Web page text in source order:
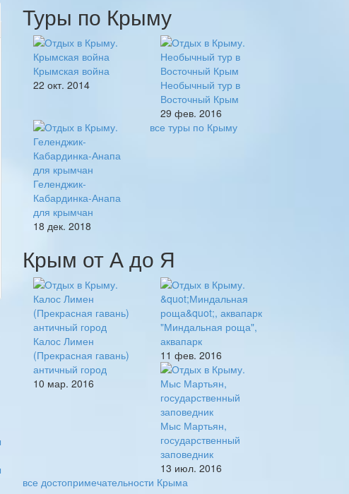
Туры по Крыму
Крымская война
22 окт. 2014
Необычный тур в
Восточный Крым
29 фев. 2016
Геленджик-
Кабардинка-Анапа
для крымчан
18 дек. 2018
все туры по Крыму
Крым от А до Я
Калос Лимен
(Прекрасная гавань)
античный город
10 мар. 2016
"Миндальная роща",
аквапарк
11 фев. 2016
Мыс Мартьян,
государственный
заповедник
13 июл. 2016
все достопримечательности Крыма